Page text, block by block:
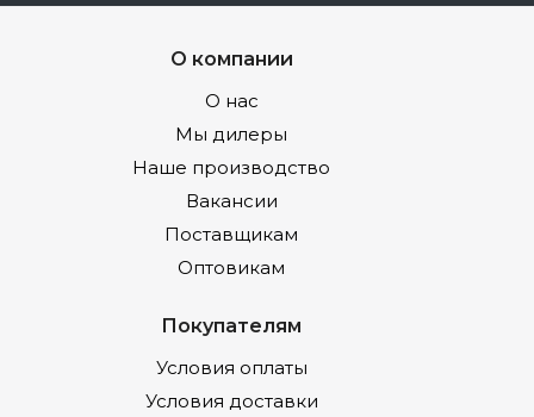
О компании
О нас
Мы дилеры
Наше производство
Вакансии
Поставщикам
Оптовикам
Покупателям
Условия оплаты
Условия доставки